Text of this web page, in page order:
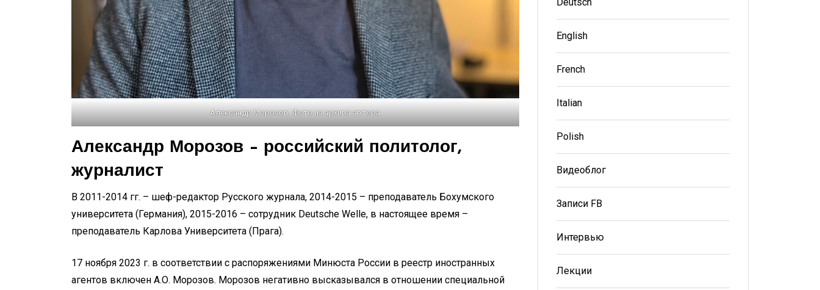
Александр Морозов. Фото из архива автора
Александр Морозов – российский политолог,
журналист
В 2011-2014 гг. – шеф-редактор Русского журнала, 2014-2015 – преподаватель Бохумского
университета (Германия), 2015-2016 – сотрудник Deutsche Welle, в настоящее время –
преподаватель Карлова Университета (Прага).
17 ноября 2023 г. в соответствии с распоряжениями Минюста России в реестр иностранных
агентов включен А.О. Морозов. Морозов негативно высказывался в отношении специальной
English
French
Italian
Polish
Видеоблог
Записи FB
Интервью
Лекции